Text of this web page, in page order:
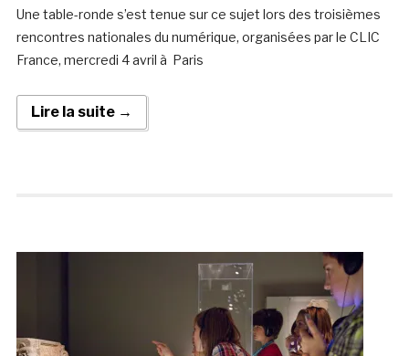
Une table-ronde s’est tenue sur ce sujet lors des troisièmes
rencontres nationales du numérique, organisées par le CLIC
France, mercredi 4 avril à Paris
Lire la suite →